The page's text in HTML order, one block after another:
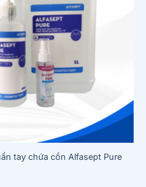
tay chứa cồn Alfasept Pure